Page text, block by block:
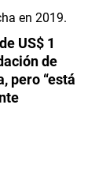
US$ 1
de
pero “está